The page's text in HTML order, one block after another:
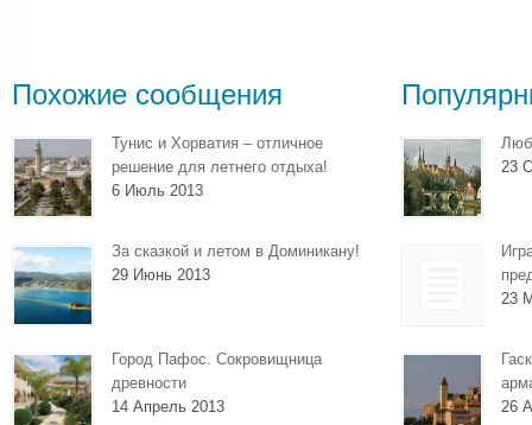
Похожие сообщения
Тунис и Хорватия – отличное
решение для летнего отдыха!
6 Июль 2013
За сказкой и летом в Доминикану!
29 Июнь 2013
Город Пафос. Сокровищница
древности
14 Апрель 2013
23
23
26